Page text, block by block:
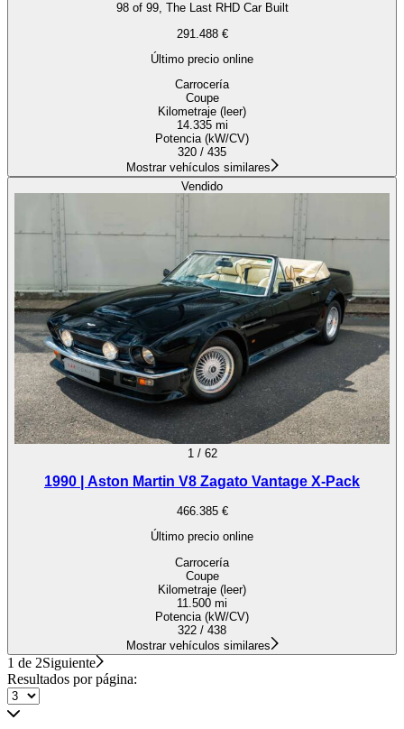
98 of 99, The Last RHD Car Built
291.488 €
Último precio online
Carrocería
Coupe
Kilometraje (leer)
14.335 mi
Potencia (kW/CV)
320 / 435
Mostrar vehículos similares
Vendido
1 / 62
1990 | Aston Martin V8 Zagato Vantage X-Pack
466.385 €
Último precio online
Carrocería
Coupe
Kilometraje (leer)
11.500 mi
Potencia (kW/CV)
322 / 438
Mostrar vehículos similares
1 de 2Siguiente
Resultados por página: